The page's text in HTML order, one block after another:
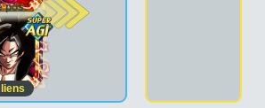
pos.
liens